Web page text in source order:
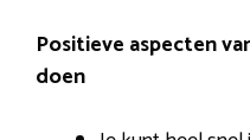
Positieve aspecten
doen